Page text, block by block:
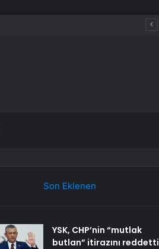
Son Eklenen
YSK, CHP’nin “mutlak
butlan” itirazını reddetti